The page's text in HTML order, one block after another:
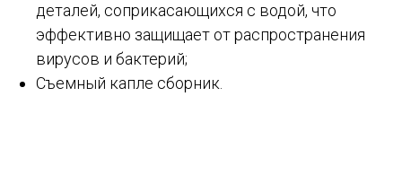
деталей, соприкасающихся с водой, что
эффективно защищает от распространения
вирусов и бактерий;
Съемный капле сборник.